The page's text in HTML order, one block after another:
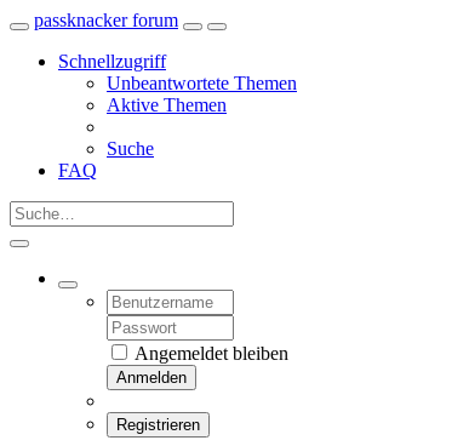
passknacker forum
Schnellzugriff
Unbeantwortete Themen
Aktive Themen
Suche
FAQ
Angemeldet bleiben
Anmelden
Registrieren